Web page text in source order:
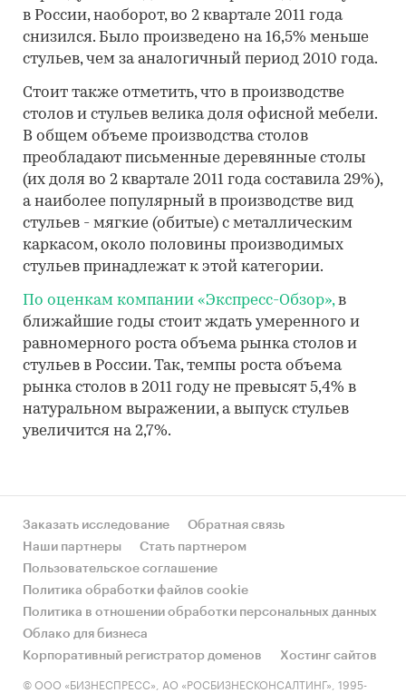
в России, наоборот, во 2 квартале 2011 года
снизился. Было произведено на 16,5% меньше
стульев, чем за аналогичный период 2010 года.
Стоит также отметить, что в производстве
столов и стульев велика доля офисной мебели.
В общем объеме производства столов
преобладают письменные деревянные столы
(их доля во 2 квартале 2011 года составила 29%),
а наиболее популярный в производстве вид
стульев - мягкие (обитые) с металлическим
каркасом, около половины производимых
стульев принадлежат к этой категории.
По оценкам компании «Экспресс-Обзор»,в
ближайшие годы стоит ждать умеренного и
равномерного роста объема рынка столов и
стульев в России. Так, темпы роста объема
рынка столов в 2011 году не превысят 5,4% в
натуральном выражении, а выпуск стульев
увеличится на 2,7%.
Заказать исследование
Обратная связь
Наши партнеры
Стать партнером
Пользовательское соглашение
Политика обработки файлов cookie
Политика в отношении обработки персональных данных
Облако для бизнеса
Корпоративный регистратор доменов
Хостинг сайтов
© ООО «БИЗНЕСПРЕСС», АО «РОСБИЗНЕСКОНСАЛТИНГ», 1995-